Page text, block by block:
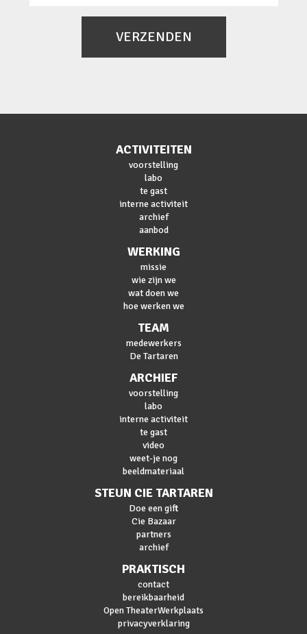
VERZENDEN
ACTIVITEITEN
voorstelling
labo
te gast
interne activiteit
archief
aanbod
WERKING
missie
wie zijn we
wat doen we
hoe werken we
TEAM
medewerkers
De Tartaren
ARCHIEF
voorstelling
labo
interne activiteit
te gast
video
weet-je nog
beeldmateriaal
STEUN CIE TARTAREN
Doe een gift
Cie Bazaar
partners
archief
PRAKTISCH
contact
bereikbaarheid
Open TheaterWerkplaats
privacyverklaring